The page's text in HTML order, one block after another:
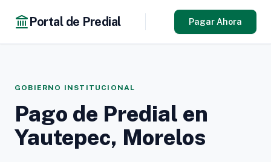
Portal de Predial Pagar Ahora
GOBIERNO INSTITUCIONAL
Pago de Predial en
Yautepec, Morelos